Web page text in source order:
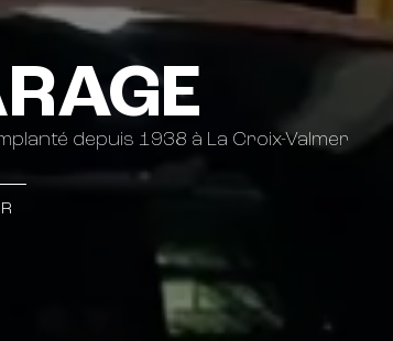
depuis 1938 à La Croix-Valmer